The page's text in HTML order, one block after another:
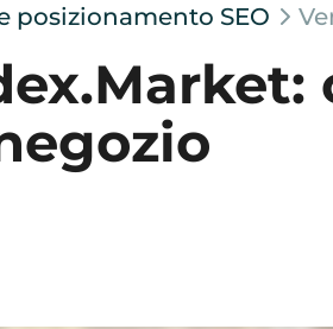
posizionamento SEO